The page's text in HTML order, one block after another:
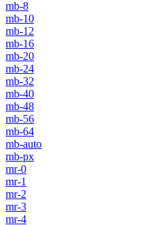
mb-8
mb-10
mb-12
mb-16
mb-20
mb-24
mb-32
mb-40
mb-48
mb-56
mb-64
mb-auto
mb-px
mr-0
mr-1
mr-2
mr-3
mr-4